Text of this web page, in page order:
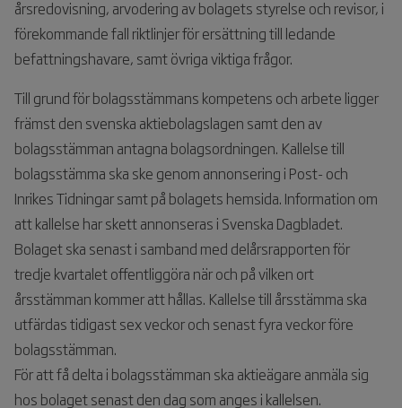
årsredovisning, arvodering av bolagets styrelse och revisor, i
förekommande fall riktlinjer för ersättning till ledande
befattningshavare, samt övriga viktiga frågor.
Till grund för bolagsstämmans kompetens och arbete ligger
främst den svenska aktiebolagslagen samt den av
bolagsstämman antagna bolagsordningen. Kallelse till
bolagsstämma ska ske genom annonsering i Post- och
Inrikes Tidningar samt på bolagets hemsida. Information om
att kallelse har skett annonseras i Svenska Dagbladet.
Bolaget ska senast i samband med delårsrapporten för
tredje kvartalet offentliggöra när och på vilken ort
årsstämman kommer att hållas. Kallelse till årsstämma ska
utfärdas tidigast sex veckor och senast fyra veckor före
bolagsstämman.
För att få delta i bolagsstämman ska aktieägare anmäla sig
hos bolaget senast den dag som anges i kallelsen.